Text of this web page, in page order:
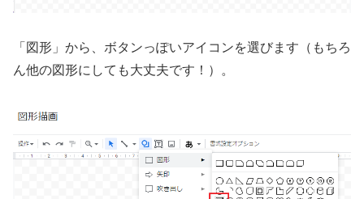
「図形」から、ボタンっぽいアイコンを選びます（もちろ
ん他の図形にしても大丈夫です！）。